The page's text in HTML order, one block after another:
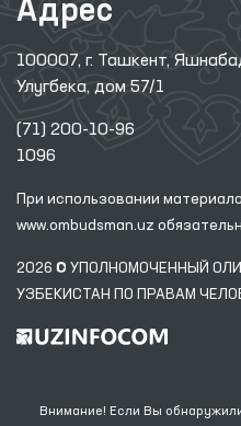
Адрес
100007, г. Ташкент,
Улугбека, дом 57/1
(71) 200-10-96
1096
При использовании
www.ombudsman.uz
2026 © УПОЛНОМОЧЕННЫЙ
УЗБЕКИСТАН ПО ПРАВАМ
Внимание! Если Вы